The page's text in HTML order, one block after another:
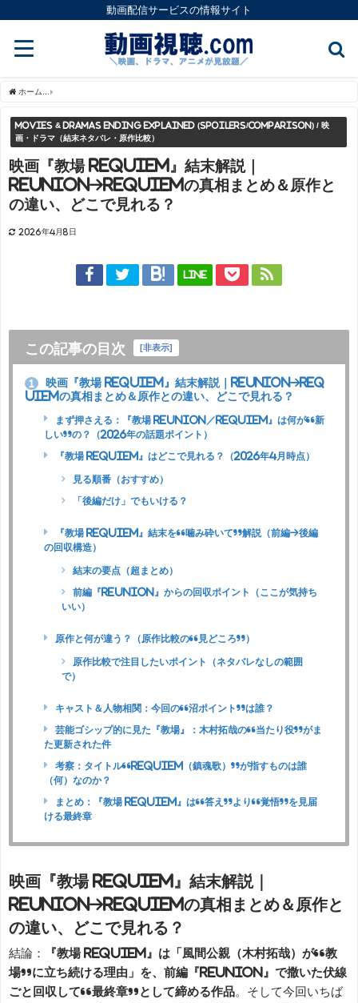
動画配信サービスの情報サイト
ホーム
Movies & Dramas Ending Explained (Spoilers/Comparison) / 映
画・ドラマ（結末ネタバレ・原作比較）
映画『教場 Requiem』結末解説｜
Reunion→Requiemの真相まとめ＆原作と
の違い、どこで見れる？
2026年4月8日
LINE
この記事の目次 [非表示]
1
映画『教場 Requiem』結末解説｜Reunion→Req
uiemの真相まとめ＆原作との違い、どこで見れる？
まず押さえる：『教場 Reunion／Requiem』は何が“新
しい”の？（2026年の話題ポイント）
『教場 Requiem』はどこで見れる？（2026年4月時点）
見る順番（おすすめ）
「後編だけ」でもいける？
『教場 Requiem』結末を“噛み砕いて”解説（前編→後編
の回収構造）
結末の要点（超まとめ）
前編『Reunion』からの回収ポイント（ここが気持ち
いい）
原作と何が違う？（原作比較の“見どころ”）
原作比較で注目したいポイント（ネタバレなしの範囲
で）
キャスト＆人物相関：今回の“沼ポイント”は誰？
芸能ゴシップ的に見た『教場』：木村拓哉の“当たり役”がま
た更新された件
考察：タイトル“Requiem（鎮魂歌）”が指すものは誰
（何）なのか？
まとめ：『教場 Requiem』は“答え”より“覚悟”を見届
ける最終章
映画『教場 Requiem』結末解説｜
Reunion→Requiemの真相まとめ＆原作と
の違い、どこで見れる？
結論：
『教場 Requiem』は「風間公親（木村拓哉）が“教
場”に立ち続ける理由」を、前編『Reunion』で撒いた伏線
ごと回収して“最終章”として締める作品。そして今回いちば